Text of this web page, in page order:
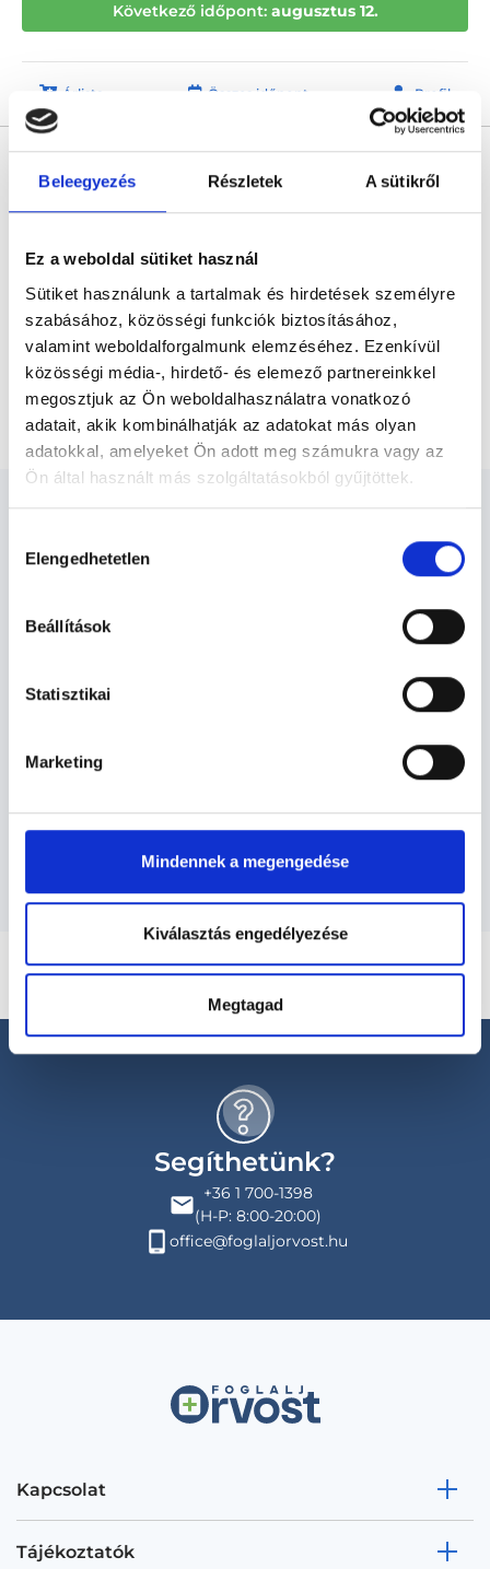
Beleegyezés Részletek A sütikről
Ez a weboldal sütiket használ
Sütiket használunk a tartalmak és hirdetések személyre
szabásához, közösségi funkciók biztosításához,
valamint weboldalforgalmunk elemzéséhez. Ezenkívül
közösségi média-, hirdető- és elemező partnereinkkel
megosztjuk az Ön weboldalhasználatra vonatkozó
adatait, akik kombinálhatják az adatokat más olyan
adatokkal, amelyeket Ön adott meg számukra vagy az
Ön által használt más szolgáltatásokból gyűjtöttek.
szabályzat:https://foglaljorvost.hu/info/foglaljorvost-
kiválasztása
Elengedhetetlen
Beállítások
Statisztikai
Marketing
Mindennek a megengedése
Kiválasztás engedélyezése
Megtagad
Következő időpont: augusztus 12.
Árlista Összes időpont Profil
megszerzésére irányuló képzésben vesz részt. Ezen orvosok által
felelősséggel tartozik és azt közvetlenül felügyeli az egészségügyi
szakorvosjelölt önállóan láthat el feladatokat. A foglaljorvost.hu
felelősségét kizárja esetleges névazonosságért bármely szakorvos
és szakorvosjelölt esetén.
Főoldal Gyógytornász
Kineziológiai tapaszos kezelés
Gyógytorna TERÜLETHEZ KAPCSOLÓDÓ
Szolgáltatások
Budapesti és vidéki gyógytornász orvosok
Segíthetünk?
+36 1 700-1398
(H-P: 8:00-20:00)
office@foglaljorvost.hu
Kapcsolat
Tájékoztatók